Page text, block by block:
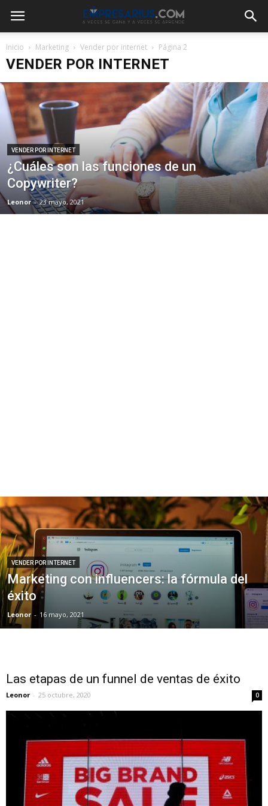
Inicio Marketing Vender por internet Página 2
VENDER POR INTERNET
VENDER POR INTERNET
¿Cuáles son las funciones de un
Copywriter?
Leonor - 23 mayo, 2021
VENDER POR INTERNET
Marketing con influencers: la fórmula del
éxito
Leonor - 16 mayo, 2021
Las etapas de un funnel de ventas de éxito
Leonor - 25 octubre, 2020 0